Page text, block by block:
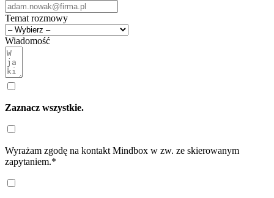
Temat rozmowy
Wiadomość
Zaznacz wszystkie.
Wyrażam zgodę na kontakt Mindbox w zw. ze skierowanym
zapytaniem.*